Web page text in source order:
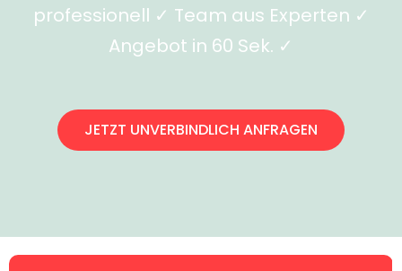
professionell ✓ Team aus Experten ✓
Angebot in 60 Sek. ✓
JETZT UNVERBINDLICH ANFRAGEN